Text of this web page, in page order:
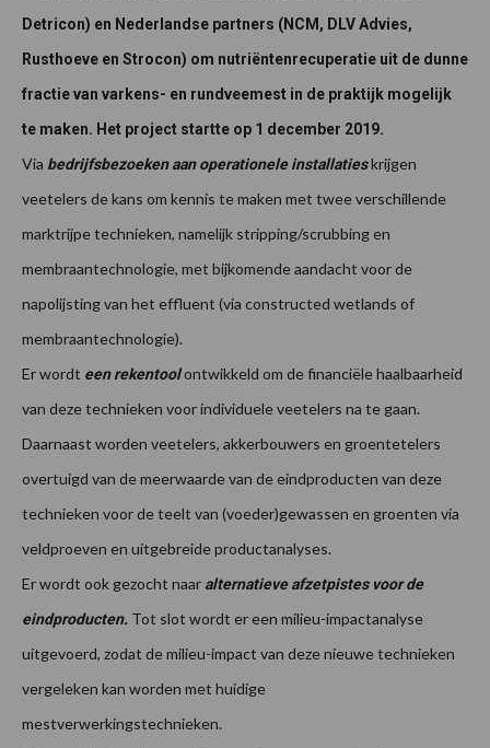
Detricon) en Nederlandse partners (NCM, DLV Advies,
Rusthoeve en Strocon) om nutriëntenrecuperatie uit de dunne
fractie van varkens- en rundveemest in de praktijk mogelijk
te maken. Het project startte op 1 december 2019.
Via bedrijfsbezoeken aan operationele installatieskrijgen
veetelers de kans om kennis te maken met twee verschillende
marktrijpe technieken, namelijk stripping/scrubbing en
membraantechnologie, met bijkomende aandacht voor de
napolijsting van het effluent (via constructed wetlands of
membraantechnologie).
Er wordt een rekentoolontwikkeld om de financiële haalbaarheid
van deze technieken voor individuele veetelers na te gaan.
Daarnaast worden veetelers, akkerbouwers en groentetelers
overtuigd van de meerwaarde van de eindproducten van deze
technieken voor de teelt van (voeder)gewassen en groenten via
veldproeven en uitgebreide productanalyses.
Er wordt ook gezocht naar alternatieve afzetpistes voor de
eindproducten. Tot slot wordt er een milieu-impactanalyse
uitgevoerd, zodat de milieu-impact van deze nieuwe technieken
vergeleken kan worden met huidige
mestverwerkingstechnieken.